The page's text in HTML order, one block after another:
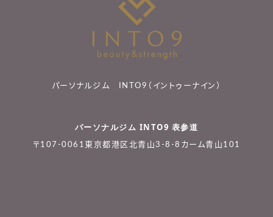
パーソナルジム INTO9（イントゥーナイン）
パーソナルジム INTO9 表参道
〒107-0061東京都港区北青山3-8-8カーム青山101